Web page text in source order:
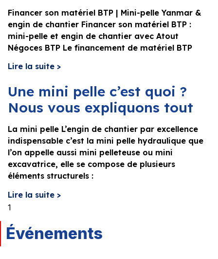
Financer son matériel BTP | Mini-pelle Yanmar &
engin de chantier Financer son matériel BTP :
mini-pelle et engin de chantier avec Atout
Négoces BTP Le financement de matériel BTP
Lire la suite >
Une mini pelle c’est quoi ?
Nous vous expliquons tout
La mini pelle L’engin de chantier par excellence
indispensable c’est la mini pelle hydraulique que
l’on appelle aussi mini pelleteuse ou mini
excavatrice, elle se compose de plusieurs
éléments structurels :
Lire la suite >
Événements